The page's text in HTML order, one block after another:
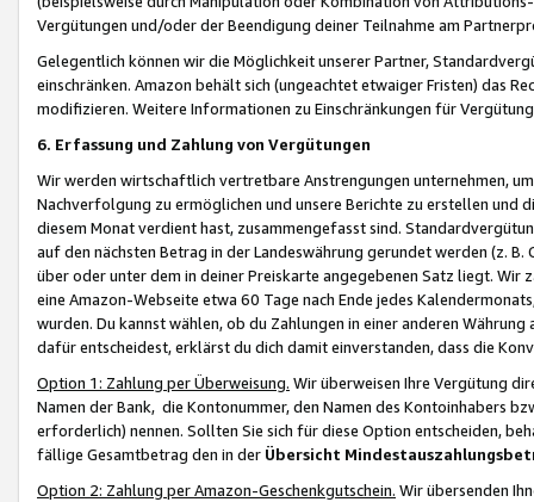
Vergütungen und/oder der Beendigung deiner Teilnahme am
Gelegentlich können wir die Möglichkeit unserer Partner,
einschränken. Amazon behält sich (ungeachtet etwaiger Fristen) das
modifizieren. Weitere Informationen zu Einschränkungen für
6. Erfassung und Zahlung von Vergütungen
Wir werden wirtschaftlich vertretbare Anstrengungen unternehmen,
Nachverfolgung zu ermöglichen und unsere Berichte zu erstellen und
diesem Monat verdient hast, zusammengefasst sind.
auf den nächsten Betrag in der Landeswährung gerundet werden (z.
über oder unter dem in deiner Preiskarte angegebenen Satz liegt.
eine Amazon-Webseite etwa 60 Tage nach Ende jedes
wurden. Du kannst wählen, ob du Zahlungen in einer anderen
dafür entscheidest, erklärst du dich damit einverstanden, dass die
Option 1: Zahlung per Überweisung. Wir überweisen Ihre Vergütung
Namen der Bank, die Kontonummer, den Namen des Kontoinhabers
erforderlich) nennen. Sollten Sie sich für diese Option entscheiden,
fällige Gesamtbetrag den in der Übersicht
Option 2: Zahlung per Amazon-Geschenkgutschein. Wir übersenden